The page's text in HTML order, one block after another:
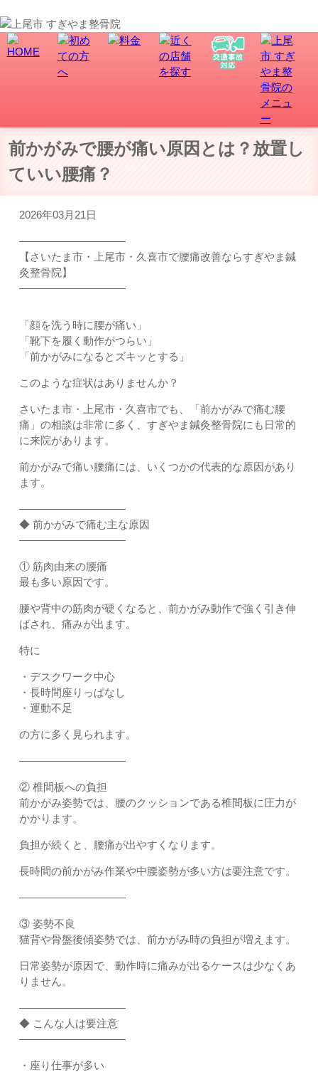
前かがみで腰が痛い原因とは？放置し
ていい腰痛？
2026年03月21日
――――――――――
【さいたま市・上尾市・久喜市で腰痛改善ならすぎやま鍼
灸整骨院】
――――――――――
「顔を洗う時に腰が痛い」
「靴下を履く動作がつらい」
「前かがみになるとズキッとする」
このような症状はありませんか？
さいたま市・上尾市・久喜市でも、「前かがみで痛む腰
痛」の相談は非常に多く、すぎやま鍼灸整骨院にも日常的
に来院があります。
前かがみで痛い腰痛には、いくつかの代表的な原因があり
ます。
――――――――――
◆ 前かがみで痛む主な原因
――――――――――
① 筋肉由来の腰痛
最も多い原因です。
腰や背中の筋肉が硬くなると、前かがみ動作で強く引き伸
ばされ、痛みが出ます。
特に
・デスクワーク中心
・長時間座りっぱなし
・運動不足
の方に多く見られます。
――――――――――
② 椎間板への負担
前かがみ姿勢では、腰のクッションである椎間板に圧力が
かかります。
負担が続くと、腰痛が出やすくなります。
長時間の前かがみ作業や中腰姿勢が多い方は要注意です。
――――――――――
③ 姿勢不良
猫背や骨盤後傾姿勢では、前かがみ時の負担が増えます。
日常姿勢が原因で、動作時に痛みが出るケースは少なくあ
りません。
――――――――――
◆ こんな人は要注意
――――――――――
・座り仕事が多い